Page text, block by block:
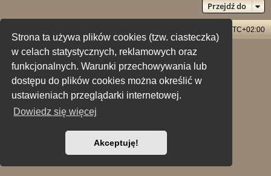
Strona ta używa plików cookies (tzw. ciasteczka)
w celach statystycznych, reklamowych oraz
funkcjonalnych. Warunki przechowywania lub
dostępu do plików cookies można określić w
ustawieniach przeglądarki internetowej.
Dowiedz się więcej
Akceptuję!
Przejdź do
UTC+02:00
Technologię dostarczaphpBB® Forum Software © phpBB Limited
Polski pakiet językowy dostarcza
phpBB.pl
Style: X-Creamy by Joyce&LunaphpBB-Style-Design
Zasady ochrony danych osobowych |Regulamin